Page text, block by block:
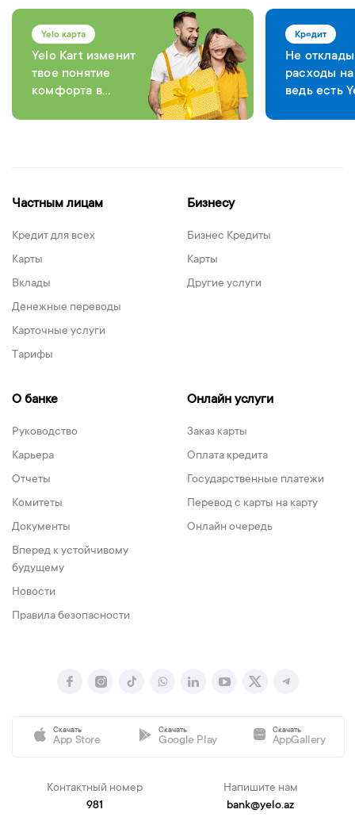
Yelo карта
Yelo Kart изменит
твое понятие
комфорта в
Кредит
Не
расходы
ведь есть
Частным лицам
Кредит для всех
Карты
Вклады
Денежные переводы
Карточные услуги
Тарифы
Бизнесу
Бизнес Кредиты
Карты
Другие услуги
О банке
Руководство
Карьера
Отчеты
Комитеты
Документы
Вперед к устойчивому
будущему
Новости
Правила безопасности
Онлайн услуги
Заказ карты
Оплата кредита
Государственные платежи
Перевод с карты на карту
Онлайн очередь
Скачать
App Store
Скачать
Google Play
Скачать
AppGallery
Контактный номер
981
Напишите нам
bank@yelo.az